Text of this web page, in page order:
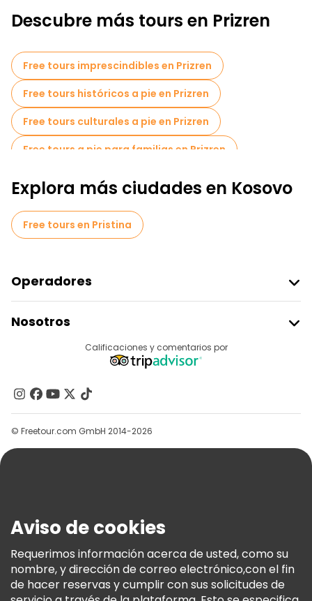
Descubre más tours en Prizren
Free tours imprescindibles en Prizren
Free tours históricos a pie en Prizren
Free tours culturales a pie en Prizren
Free tours a pie para familias en Prizren
Actividades deportivas en Prizren
Free tour por el casco antiguo en Prizren
Free tours cerca Sinan Pasha Mosque
Free tours cerca Albanian League of Prizren
Explora más ciudades en Kosovo
Free tours en Pristina
Operadores
Acceder Como Proveedor
Programa De Afiliados
Nosotros
Contacto
Grupos
Ayuda
Términos E Información Legal
Política De Cookies
Freetour Premios
Programa De Fidelidad
Calificaciones y comentarios por
© Freetour.com GmbH 2014-2026
Aviso de cookies
Requerimos información acerca de usted, como su
nombre, y dirección de correo electrónico,con el fin
de hacer reservas y cumplir con sus solicitudes de